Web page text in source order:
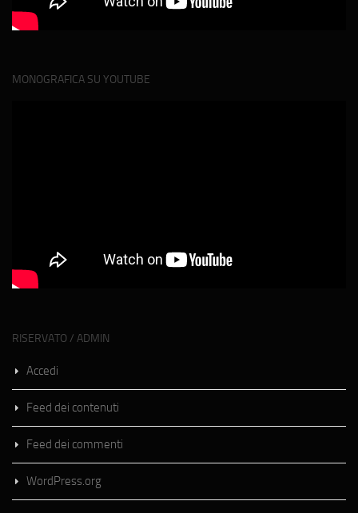
MONOGRAFICA SU YOUTUBE
RISERVATO / ADMIN
Accedi
Feed dei contenuti
Feed dei commenti
WordPress.org